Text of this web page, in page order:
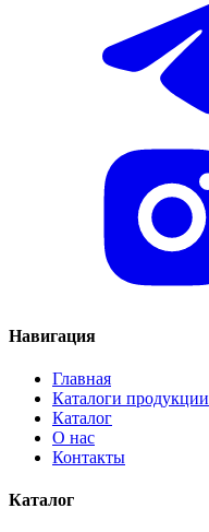
Навигация
Главная
Каталоги продукции
Каталог
О нас
Контакты
Каталог